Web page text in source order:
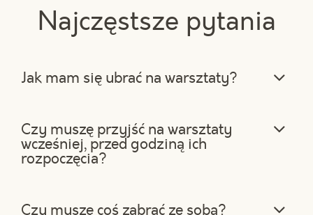
Najczęstsze pytania
Jak mam się ubrać na warsztaty?
wygodnie, a przede wszystkim włóż
wygodne buty, dzięki czemu nie zmęczy
Cię tak bardzo długie stanie przy wyspie
pracy :) Na czas warsztatów dostaniesz
Czy muszę przyjść na warsztaty
wcześniej, przed godziną ich
rozpoczęcia?
Kilka minut przed warsztatami w
Czy muszę coś zabrać ze sobą?